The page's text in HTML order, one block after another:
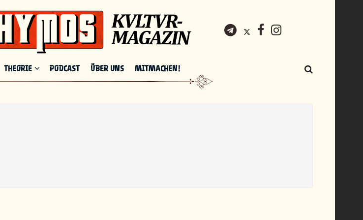
THEORIE PODCAST ÜBER UNS MITMACHEN!